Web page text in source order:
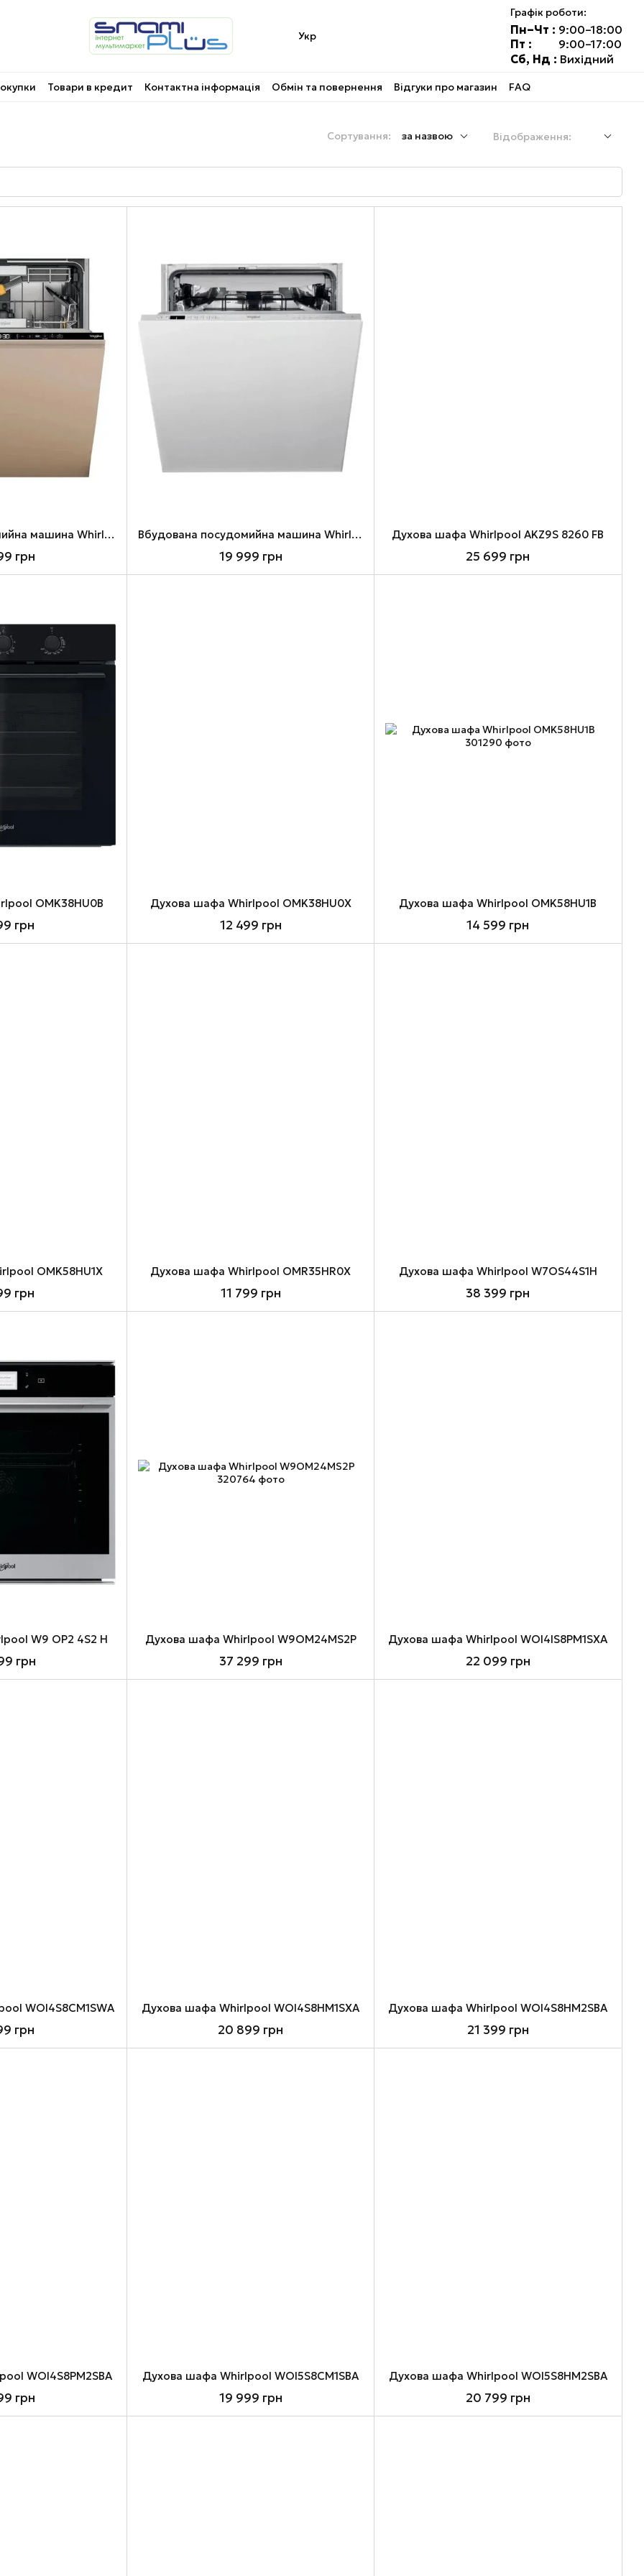
Укр
Графік роботи:
Пн–Чт : 9:00–18:00
Пт :
9:00–17:00
Сб, Нд : Вихідний
Товари в кредит Контактна інформація Обмін та повернення Відгуки про магазин FAQ
Сортування: за назвою Відображення:
Вбудована посудомийна машина Whirlpool W8IHT58T
грн
Вбудована посудомийна машина Whirlpool WIC3C33PFE
19 999 грн
Духова шафа Whirlpool AKZ9S 8260 FB
25 699 грн
OMK38HU0B
грн
Духова шафа Whirlpool OMK38HU0X
12 499 грн
Духова шафа Whirlpool OMK58HU1B
14 599 грн
OMK58HU1X
грн
Духова шафа Whirlpool OMR35HR0X
11 799 грн
Духова шафа Whirlpool W7OS44S1H
38 399 грн
W9 OP2 4S2 H
грн
Духова шафа Whirlpool W9OM24MS2P
37 299 грн
Духова шафа Whirlpool WOI4IS8PM1SXA
22 099 грн
WOI4S8CM1SWA
грн
Духова шафа Whirlpool WOI4S8HM1SXA
20 899 грн
Духова шафа Whirlpool WOI4S8HM2SBA
21 399 грн
WOI4S8PM2SBA
грн
Духова шафа Whirlpool WOI5S8CM1SBA
19 999 грн
Духова шафа Whirlpool WOI5S8HM2SBA
20 799 грн